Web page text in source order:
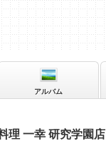
理 一幸 研究学園店
アルバム